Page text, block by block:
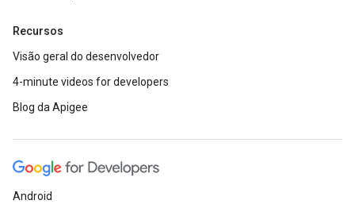
Recursos
Visão geral do desenvolvedor
4-minute videos for developers
Blog da Apigee
Android